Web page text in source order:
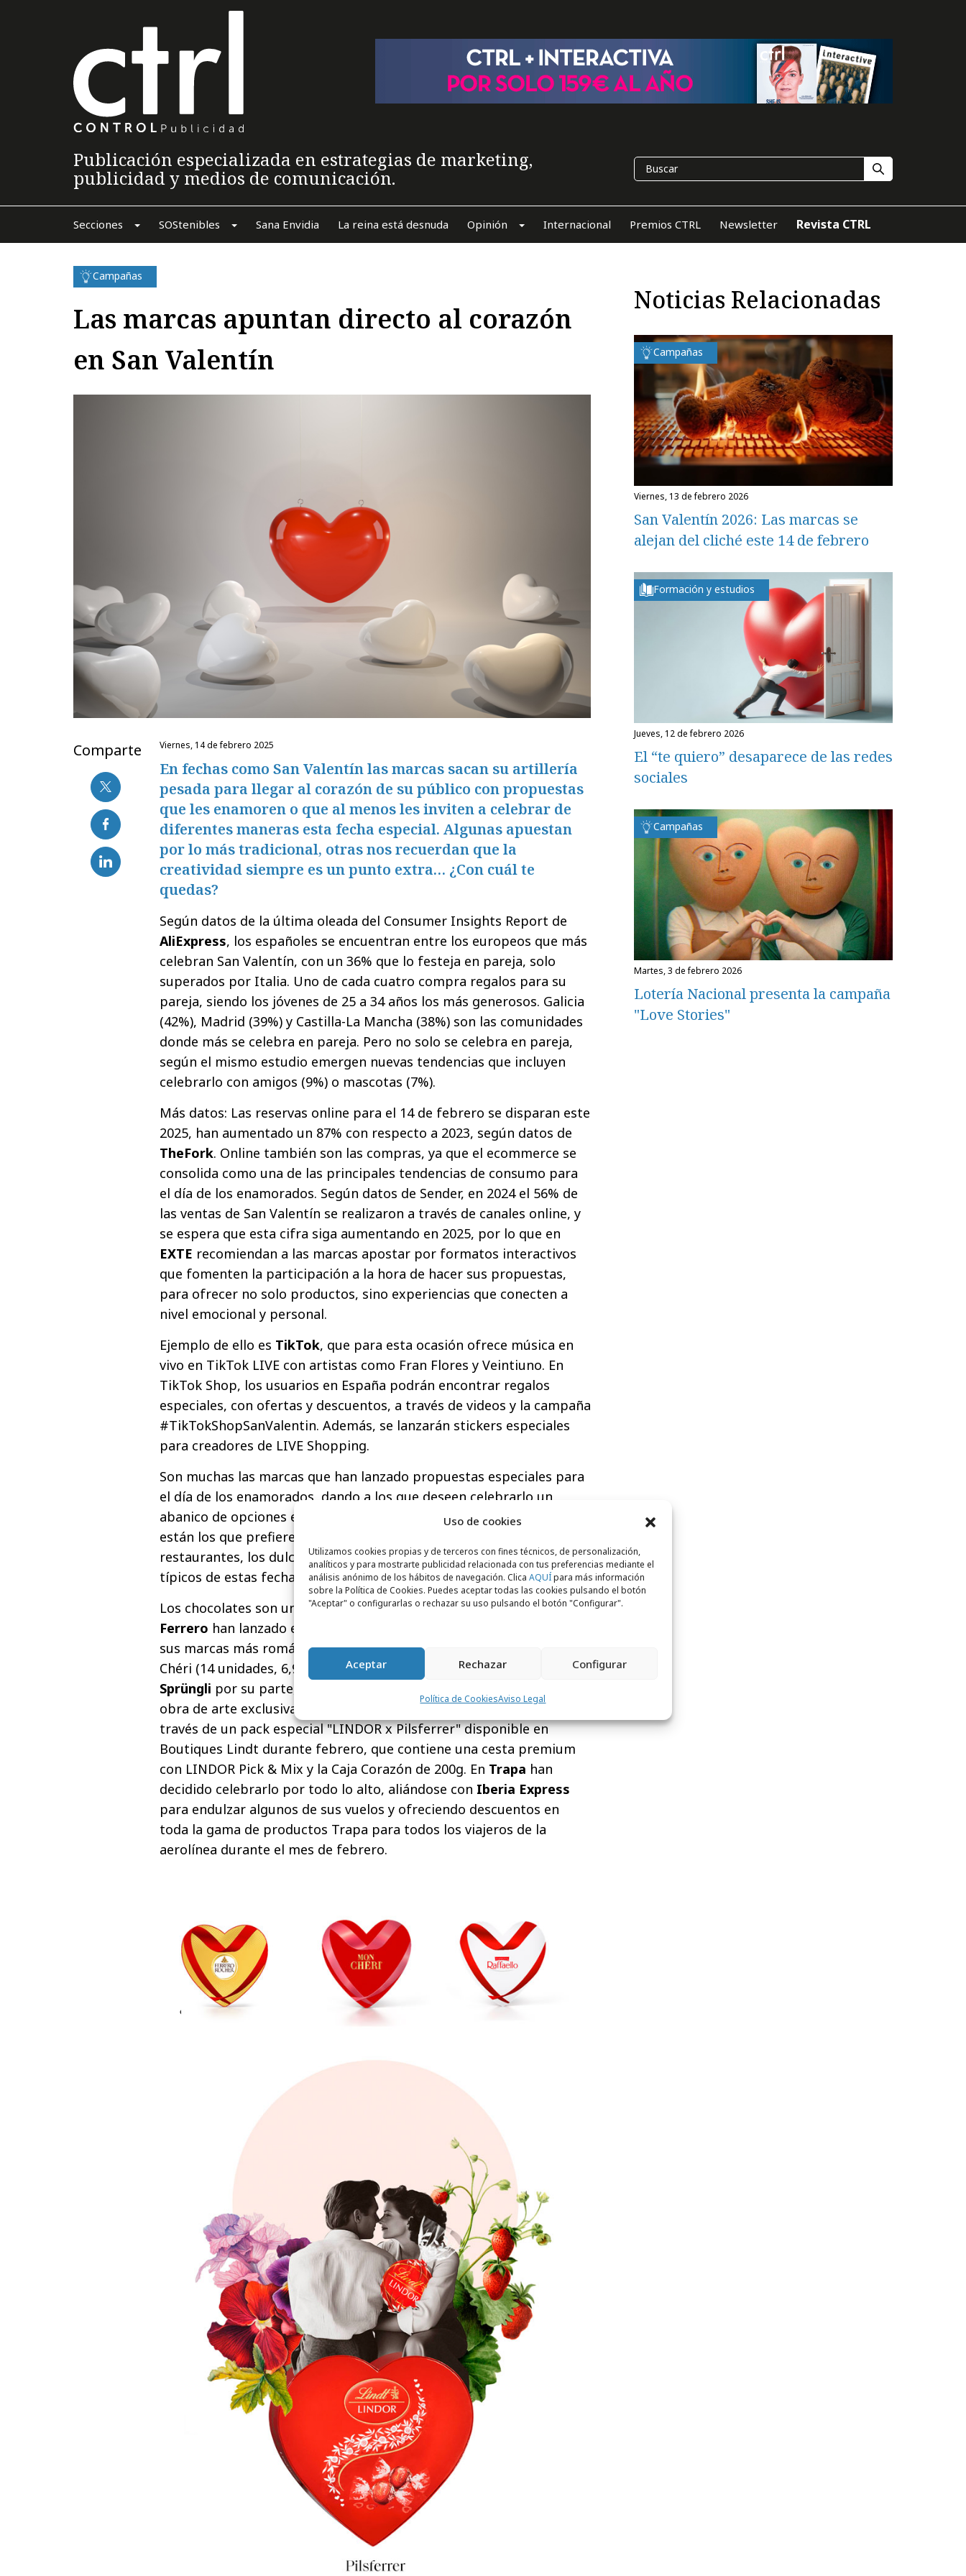
Uso de cookies
Utilizamos cookies propias y de terceros con fines técnicos, de personalización,
analíticos y para mostrarte publicidad relacionada con tus preferencias mediante el
análisis anónimo de los hábitos de navegación. Clica AQUÍpara más información
sobre la Política de Cookies. Puedes aceptar todas las cookies pulsando el botón
"Aceptar" o configurarlas o rechazar su uso pulsando el botón "Configurar".
Aceptar Rechazar Configurar
Política de CookiesAviso Legal
Publicación especializada en estrategias de marketing,
publicidad y medios de comunicación.
Secciones SOStenibles Sana Envidia La reina está desnuda Opinión Internacional Premios CTRL Newsletter Revista CTRL
Campañas
Las marcas apuntan directo al corazón
en San Valentín
Comparte viernes, 14 de febrero 2025
En fechas como San Valentín las marcas sacan su artillería
pesada para llegar al corazón de su público con propuestas
que les enamoren o que al menos les inviten a celebrar de
diferentes maneras esta fecha especial. Algunas apuestan
por lo más tradicional, otras nos recuerdan que la
creatividad siempre es un punto extra… ¿Con cuál te
quedas?
Según datos de la última oleada del Consumer Insights Report de
AliExpress, los españoles se encuentran entre los europeos que más
celebran San Valentín, con un 36% que lo festeja en pareja, solo
superados por Italia. Uno de cada cuatro compra regalos para su
pareja, siendo los jóvenes de 25 a 34 años los más generosos. Galicia
(42%), Madrid (39%) y Castilla-La Mancha (38%) son las comunidades
donde más se celebra en pareja. Pero no solo se celebra en pareja,
según el mismo estudio emergen nuevas tendencias que incluyen
celebrarlo con amigos (9%) o mascotas (7%).
Más datos: Las reservas online para el 14 de febrero se disparan este
2025, han aumentado un 87% con respecto a 2023, según datos de
TheFork. Online también son las compras, ya que el ecommerce se
consolida como una de las principales tendencias de consumo para
el día de los enamorados. Según datos de Sender, en 2024 el 56% de
las ventas de San Valentín se realizaron a través de canales online, y
se espera que esta cifra siga aumentando en 2025, por lo que en
EXTE recomiendan a las marcas apostar por formatos interactivos
que fomenten la participación a la hora de hacer sus propuestas,
para ofrecer no solo productos, sino experiencias que conecten a
nivel emocional y personal.
Ejemplo de ello es TikTok, que para esta ocasión ofrece música en
vivo en TikTok LIVE con artistas como Fran Flores y Veintiuno. En
TikTok Shop, los usuarios en España podrán encontrar regalos
especiales, con ofertas y descuentos, a través de videos y la campaña
#TikTokShopSanValentin. Además, se lanzarán stickers especiales
para creadores de LIVE Shopping.
Son muchas las marcas que han lanzado propuestas especiales para
el día de los enamorados, dando a los que deseen celebrarlo un
abanico de opciones es casi infinito. En el apartado de los clásicos,
están los que prefieren el sentido del gusto. Los menús especiales,
restaurantes, los dulces, los chocolates y las flores son regalos
típicos de estas fechas, pero no por ello pasados de moda.
Los chocolates son un clásico y las marcas del sector lo saben. En
Ferrero han lanzado estuches especiales en forma de corazón para
sus marcas más románticas: Ferrero Rocher (8 unidades, 5,99€), Mon
Chéri (14 unidades, 6,99€) y Raffaello (14 unidades, 6,99€).
Sprüngli por su parte, se une a la artista Pilsferrer para ofrecer una
obra de arte exclusiva inspirada en los bombones Lindt LINDOR, a
través de un pack especial "LINDOR x Pilsferrer" disponible en
Boutiques Lindt durante febrero, que contiene una cesta premium
con LINDOR Pick & Mix y la Caja Corazón de 200g. En Trapa han
decidido celebrarlo por todo lo alto, aliándose con Iberia Express
para endulzar algunos de sus vuelos y ofreciendo descuentos en
toda la gama de productos Trapa para todos los viajeros de la
aerolínea durante el mes de febrero.
Noticias Relacionadas
Campañas
viernes, 13 de febrero 2026
San Valentín 2026: Las marcas se
alejan del cliché este 14 de febrero
Formación y estudios
jueves, 12 de febrero 2026
El “te quiero” desaparece de las redes
sociales
Campañas
martes, 3 de febrero 2026
Lotería Nacional presenta la campaña
"Love Stories"